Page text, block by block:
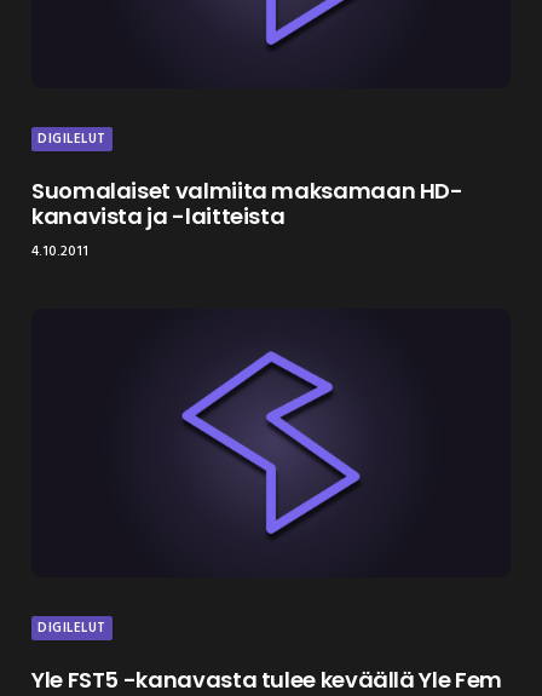
DIGILELUT
Suomalaiset valmiita maksamaan HD-
kanavista ja -laitteista
4.10.2011
DIGILELUT
Yle FST5 -kanavasta tulee keväällä Yle Fem